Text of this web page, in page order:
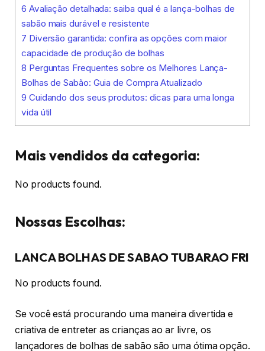
6 Avaliação detalhada: saiba qual é a lança-bolhas de
sabão mais durável e resistente
7 Diversão garantida: confira as opções com maior
capacidade de produção de bolhas
8 Perguntas Frequentes sobre os Melhores Lança-
Bolhas de Sabão: Guia de Compra Atualizado
9 Cuidando dos seus produtos: dicas para uma longa
vida útil
Mais vendidos da categoria:
No products found.
Nossas Escolhas:
LANCA BOLHAS DE SABAO TUBARAO FRI
No products found.
Se você está procurando uma maneira divertida e
criativa de entreter as crianças ao ar livre, os
lançadores de bolhas de sabão são uma ótima opção.